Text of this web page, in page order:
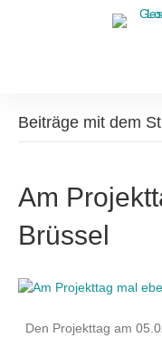
Beiträge mit dem
Am
Brüssel
Den Projekttag am